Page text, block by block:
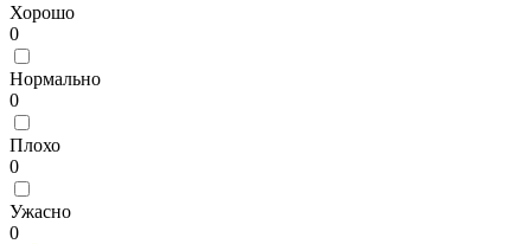
Хорошо
0
Нормально
0
Плохо
0
Ужасно
0